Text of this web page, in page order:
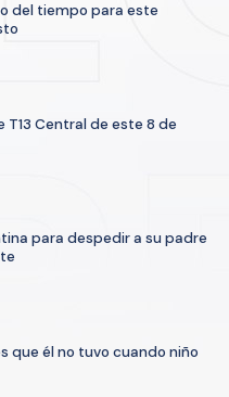
del tiempo para este
T13 Central de este 8 de
para despedir a su padre
que él no tuvo cuando niño